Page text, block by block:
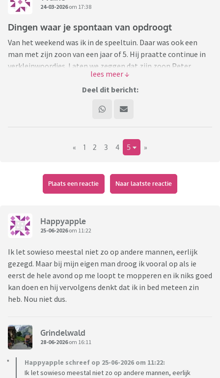
24-03-2026om 17:38
Dingen waar je spontaan van opdroogt
Van het weekend was ik in de speeltuin. Daar was ook een
man met zijn zoon van een jaar of 5. Hij praatte continue in
verkleinwoordjes. Laten we zeggen dat zijn zoon Peter
heette, dan noemde hij hem Peetje. De zinnen gingen
ongeveer zo “Nee, Peetje, papaatje kan niet op de trampo
staan. Dat je een koosnaampje voor je kind hebt snap ik nog
maar waarom “trampo” en “papaatje”
Hoe dan ook, ik bedacht me dat ik die man gelijk helemaal
verder prima uit zag. Waar droog jij spontaan van op?
Deel dit bericht:
« 1 2 3 4 5 »
Plaats een reactie Naar laatste reactie
Happyapple
25-06-2026om 11:22
Ik let sowieso meestal niet zo op andere mannen, eerlijk
gezegd. Maar bij mijn eigen man droog ik vooral op als ie
eerst de hele avond op me loopt te mopperen en ik niks goed
kan doen en hij vervolgens denkt dat ik in bed meteen zin
heb. Nou niet dus.
Grindelwald
28-06-2026om 16:11
Happyapple schreef op 25-06-2026 om 11:22:
Ik let sowieso meestal niet zo op andere mannen, eerlijk